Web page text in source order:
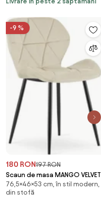
-9 %
180 RON197 RON
Scaun de masa MANGO VELVET
cu picioare negre, bej deschis
76,5×46×53 cm, în stil modern,
din stofă